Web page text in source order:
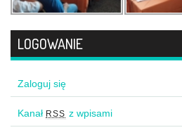
LOGOWANIE
Zaloguj się
Kanał RSS z wpisami